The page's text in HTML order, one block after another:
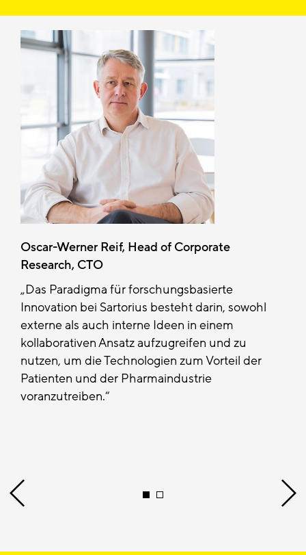
Oscar-Werner Reif, Head of Corporate
Research, CTO
Das Paradigma für forschungsbasierte
Innovation bei Sartorius besteht darin, sowohl
externe als auch interne Ideen in einem
kollaborativen Ansatz aufzugreifen und zu
nutzen, um die Technologien zum Vorteil der
Patienten und der Pharmaindustrie
voranzutreiben.